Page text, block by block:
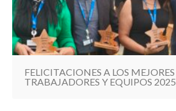
FELICITACIONES A LOS MEJORES
TRABAJADORES Y EQUIPOS 2025